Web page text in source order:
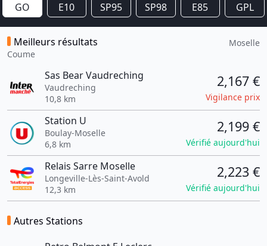
GO E10 SP95 SP98 E85 GPL
Meilleurs résultats
Coume
Moselle
Sas Bear Vaudreching
Vaudreching
10,8 km
2,167 €
Vigilance prix
Station U
Boulay-Moselle
6,8 km
2,199 €
Vérifié aujourd'hui
Relais Sarre Moselle
Longeville-Lès-Saint-Avold
12,3 km
2,223 €
Vérifié aujourd'hui
Autres Stations